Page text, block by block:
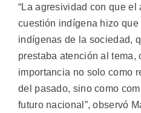
“La agresividad con que
cuestión indígena hizo que
indígenas de la sociedad,
prestaba atención al tema,
importancia no solo como
del pasado, sino como
futuro nacional”, observó